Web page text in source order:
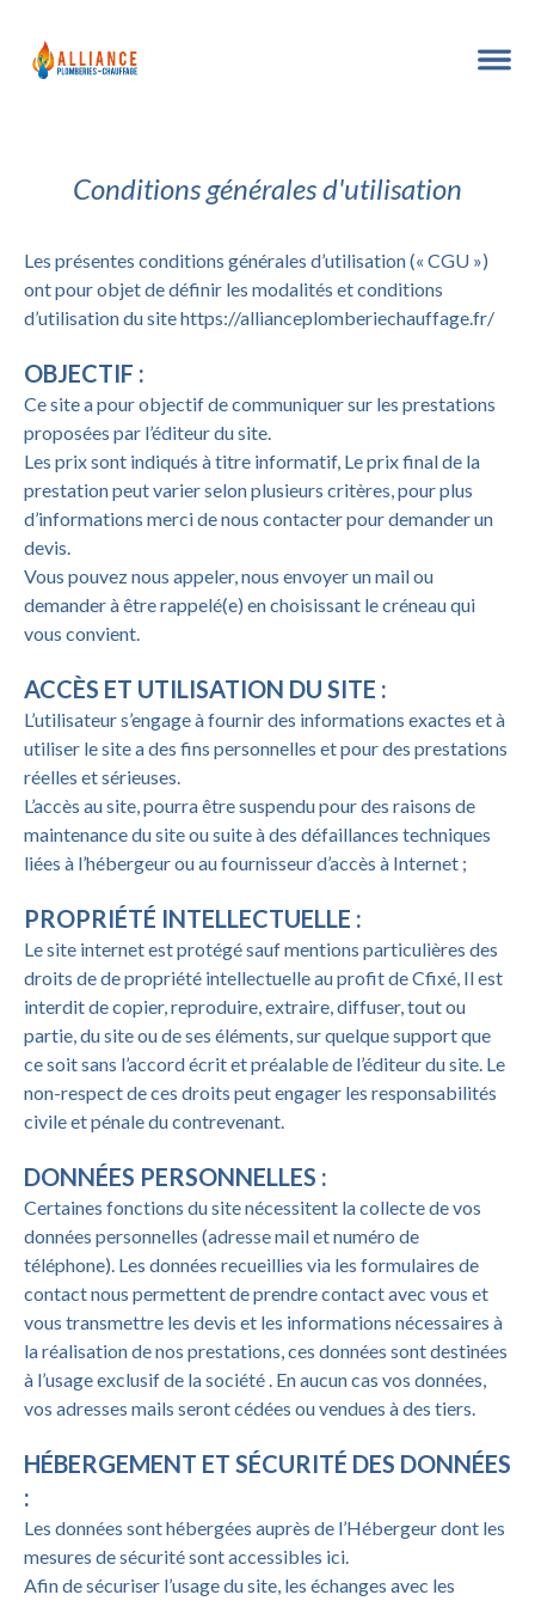
Conditions générales d'utilisation
Les présentes conditions générales d’utilisation (« CGU »)
ont pour objet de définir les modalités et conditions
d’utilisation du sitehttps://allianceplomberiechauffage.fr/
OBJECTIF :
Ce site a pour objectif de communiquer sur les prestations
proposées par l’éditeur du site.
Les prix sont indiqués à titre informatif, Le prix final de la
prestation peut varier selon plusieurs critères, pour plus
d’informations merci de nous contacter pour demander un
devis.
Vous pouvez nous appeler, nous envoyer un mail ou
demander à être rappelé(e) en choisissant le créneau qui
vous convient.
ACCÈS ET UTILISATION DU SITE :
L’utilisateur s’engage à fournir des informations exactes et à
utiliser le site a des fins personnelles et pour des prestations
réelles et sérieuses.
L’accès au site, pourra être suspendu pour des raisons de
maintenance du site ou suite à des défaillances techniques
liées à l’hébergeur ou au fournisseur d’accès à Internet ;
PROPRIÉTÉ INTELLECTUELLE :
Le site internet est protégé sauf mentions particulières des
droits de de propriété intellectuelle au profit de Cfixé, Il est
interdit de copier, reproduire, extraire, diffuser, tout ou
partie, du site ou de ses éléments, sur quelque support que
ce soit sans l’accord écrit et préalable de l’éditeur du site. Le
non-respect de ces droits peut engager les responsabilités
civile et pénale du contrevenant.
DONNÉES PERSONNELLES :
Certaines fonctions du site nécessitent la collecte de vos
données personnelles (adresse mail et numéro de
téléphone). Les données recueillies via les formulaires de
contact nous permettent de prendre contact avec vous et
vous transmettre les devis et les informations nécessaires à
la réalisation de nos prestations, ces données sont destinées
à l’usage exclusif de la société. En aucun cas vos données,
vos adresses mails seront cédées ou vendues à des tiers.
HÉBERGEMENT ET SÉCURITÉ DES DONNÉES
:
Les données sont hébergées auprès de l’Hébergeur dont les
mesures de sécurité sont accessibles ici.
Afin de sécuriser l’usage du site, les échanges avec les